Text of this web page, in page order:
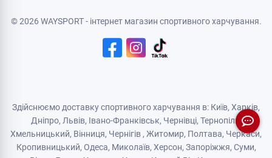
© 2026 WAYSPORT - інтернет магазин спортивного харчування.
Здійснюємо доставку спортивного харчування в: Київ, Харків,
Дніпро, Львів, Івано-Франківськ, Чернівці, Тернопіль
Хмельницький, Вінниця, Чернігів , Житомир, Полтава, Черкаси,
Кропивницький, Одеса, Миколаїв, Херсон, Запоріжжя, Суми,